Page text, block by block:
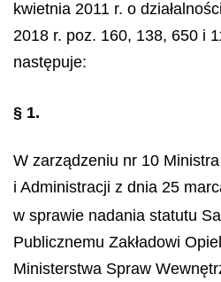
kwietnia 2011 r. o
2018 r. poz. 160, 138, 650 i
następuje:
§ 1.
W zarządzeniu nr 10
i Administracji z dnia 25
w sprawie nadania statutu
Publicznemu Zakładowi
Ministerstwa Spraw